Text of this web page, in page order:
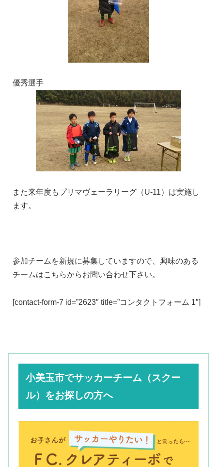
優秀選手
また来年度もプリマヴェーラリーグ（U-11）は実施し
ます。
参加チームを新規に募集していますので、興味のある
チームはこちらからお問い合わせ下さい。
[contact-form-7 id=”2623″ title=”コンタクトフォーム 1″]
小美玉市でサッカーチーム（スクー
ル）をお探しの方へ